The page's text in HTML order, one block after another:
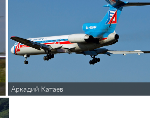
Аркадий Катаев